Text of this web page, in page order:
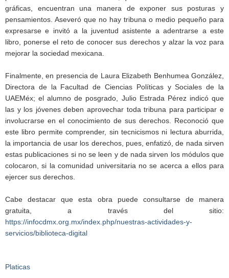
gráficas, encuentran una manera de exponer sus posturas y
pensamientos. Aseveró que no hay tribuna o medio pequeño para
expresarse e invitó a la juventud asistente a adentrarse a este
libro, ponerse el reto de conocer sus derechos y alzar la voz para
mejorar la sociedad mexicana.
Finalmente, en presencia de Laura Elizabeth Benhumea González,
Directora de la Facultad de Ciencias Políticas y Sociales de la
UAEMéx; el alumno de posgrado, Julio Estrada Pérez indicó que
las y los jóvenes deben aprovechar toda tribuna para participar e
involucrarse en el conocimiento de sus derechos. Reconoció que
este libro permite comprender, sin tecnicismos ni lectura aburrida,
la importancia de usar los derechos, pues, enfatizó, de nada sirven
estas publicaciones si no se leen y de nada sirven los módulos que
colocaron, si la comunidad universitaria no se acerca a ellos para
ejercer sus derechos.
Cabe destacar que esta obra puede consultarse de manera
gratuita, a través del sitio:
https://infocdmx.org.mx/index.php/nuestras-actividades-y-
servicios/biblioteca-digital
Platicas